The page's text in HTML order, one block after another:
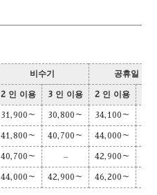
비수기 공휴일 전
2 인 이용 3 인 이용 2 인 이용
31,900～ 30,800～ 34,100～
41,800～ 40,700～ 44,000～
40,700～ – 42,900～
44,000～ 42,900～ 46,200～